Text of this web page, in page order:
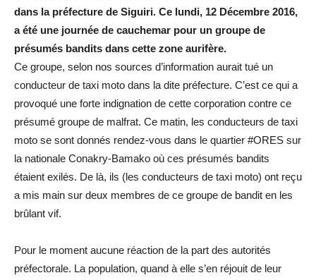
dans la préfecture de Siguiri. Ce lundi, 12 Décembre 2016,
a été une journée de cauchemar pour un groupe de
présumés bandits dans cette zone aurifère.
Ce groupe, selon nos sources d’information aurait tué un
conducteur de taxi moto dans la dite préfecture. C’est ce qui a
provoqué une forte indignation de cette corporation contre ce
présumé groupe de malfrat. Ce matin, les conducteurs de taxi
moto se sont donnés rendez-vous dans le quartier #ORES sur
la nationale Conakry-Bamako où ces présumés bandits
étaient exilés. De là, ils (les conducteurs de taxi moto) ont reçu
a mis main sur deux membres de ce groupe de bandit en les
brûlant vif.
Pour le moment aucune réaction de la part des autorités
préfectorale. La population, quand à elle s’en réjouit de leur